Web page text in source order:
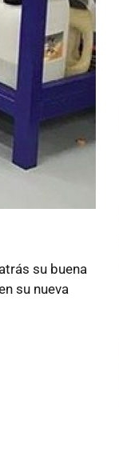
su buena
su nueva